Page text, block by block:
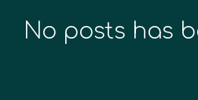
No posts has